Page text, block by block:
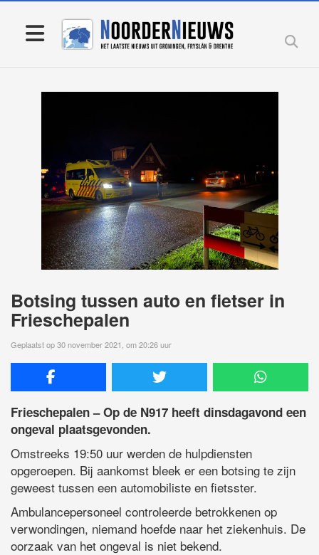
Botsing tussen auto en fietser in
Frieschepalen
Geplaatst op 30 november 2021, om 20:26 uur
Frieschepalen – Op de N917 heeft dinsdagavond een
ongeval plaatsgevonden.
Omstreeks 19:50 uur werden de hulpdiensten
opgeroepen. Bij aankomst bleek er een botsing te zijn
geweest tussen een automobiliste en fietsster.
Ambulancepersoneel controleerde betrokkenen op
verwondingen, niemand hoefde naar het ziekenhuis. De
oorzaak van het ongeval is niet bekend.